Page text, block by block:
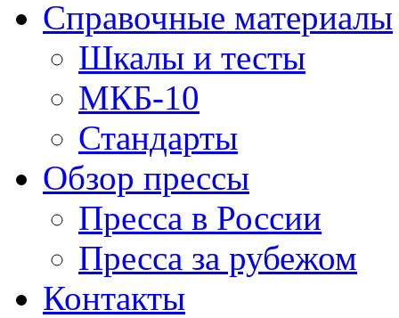
Справочные материалы
Шкалы и тесты
МКБ-10
Стандарты
Обзор прессы
Пресса в России
Пресса за рубежом
Контакты